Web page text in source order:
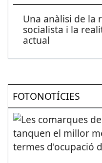
Una anàlisi de la
socialista i la
actual
FOTONOTÍCIES